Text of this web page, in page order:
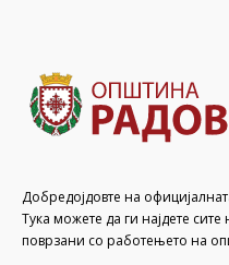
Добредојдовте на
Тука можете да ги најдете
поврзани со работењето на